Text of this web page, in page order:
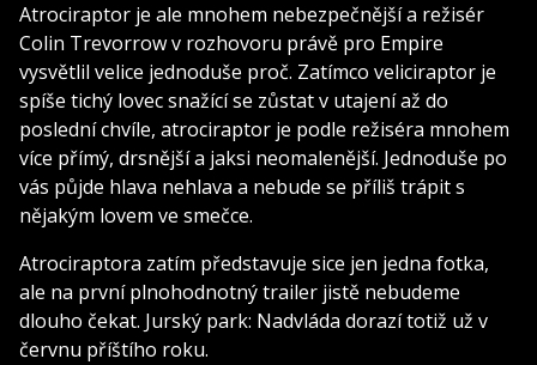
Atrociraptor je ale mnohem nebezpečnější a režisér
Colin Trevorrow v rozhovoru právě pro Empire
vysvětlil velice jednoduše proč. Zatímco veliciraptor je
spíše tichý lovec snažící se zůstat v utajení až do
poslední chvíle, atrociraptor je podle režiséra mnohem
více přímý, drsnější a jaksi neomalenější. Jednoduše po
vás půjde hlava nehlava a nebude se příliš trápit s
nějakým lovem ve smečce.
Atrociraptora zatím představuje sice jen jedna fotka,
ale na první plnohodnotný trailer jistě nebudeme
dlouho čekat. Jurský park: Nadvláda dorazí totiž už v
červnu příštího roku.